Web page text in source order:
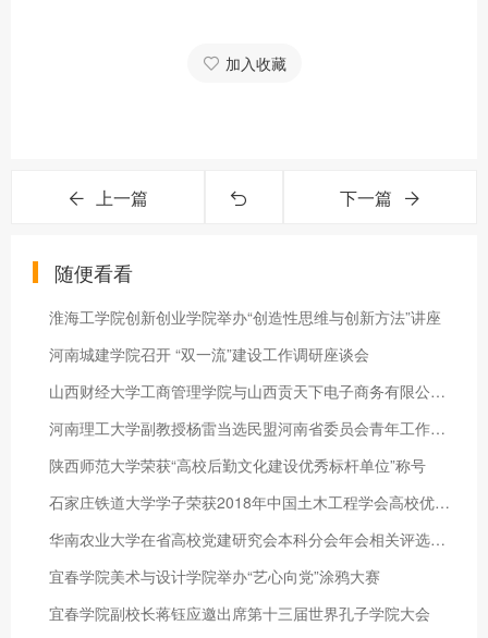
加入收藏
上一篇 下一篇
随便看看
淮海工学院创新创业学院举办“创造性思维与创新方法”讲座
河南城建学院召开 “双一流”建设工作调研座谈会
山西财经大学工商管理学院与山西贡天下电子商务有限公司共建人才
河南理工大学副教授杨雷当选民盟河南省委员会青年工作委员会委员
陕西师范大学荣获“高校后勤文化建设优秀标杆单位”称号
石家庄铁道大学学子荣获2018年中国土木工程学会高校优秀毕业生奖
华南农业大学在省高校党建研究会本科分会年会相关评选中喜获佳绩
宜春学院美术与设计学院举办“艺心向党”涂鸦大赛
宜春学院副校长蒋钰应邀出席第十三届世界孔子学院大会